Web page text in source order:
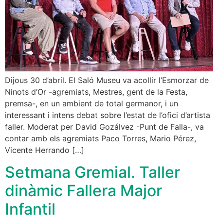
Dijous 30 d’abril. El Saló Museu va acollir l’Esmorzar de
Ninots d’Or -agremiats, Mestres, gent de la Festa,
premsa-, en un ambient de total germanor, i un
interessant i intens debat sobre l’estat de l’ofici d’artista
faller. Moderat per David Gozálvez -Punt de Falla-, va
contar amb els agremiats Paco Torres, Mario Pérez,
Vicente Herrando […]
Setmana Gremial. Taller
dinàmic Fallera Major
Infantil